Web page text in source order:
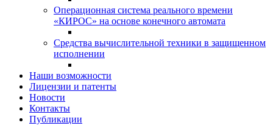
Операционная система реального времени
«КИРОС» на основе конечного автомата
Средства вычислительной техники в защищенном
исполнении
Наши возможности
Лицензии и патенты
Новости
Контакты
Публикации